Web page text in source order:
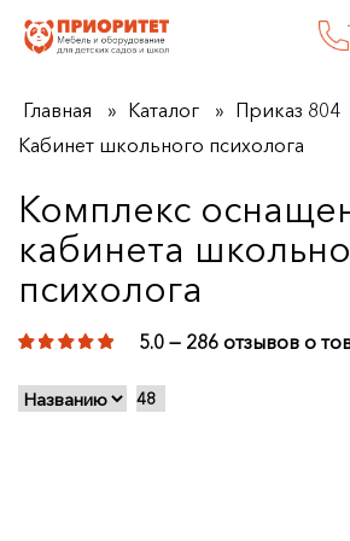
Главная Каталог
Приказ 804
Кабинет школьного психолога
Комплекс
кабинета
психолога
5.0 — 286 отзывов о